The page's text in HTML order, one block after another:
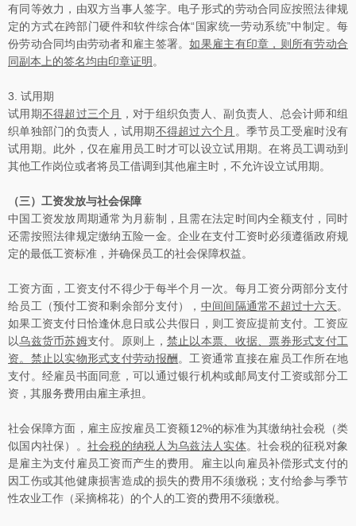
有同等效力，由双方当事人签字。电子形式的劳动合同应按照法律规
定的方式在跨部门硬件和软件综合体“国家统一劳动系统”中制定。每
份劳动合同均由劳动者和雇主签署。如果雇主有印章，则所有劳动合
同副本上的签名均由印章证明 。
3. 试用期
试用期不得超过三个月
，对于组织负责人、副负责人、总会计师和组
织单独部门的负责人，试用期不得超过六个月 。季节员工受雇时没有
试用期。此外，仅在雇用员工时才可以设立试用期。在将员工调动到
其他工作岗位或者将员工借调到其他雇主时，不允许设立试用期。
（三）工资发放与社会保障
中国工资发放周期通常为月薪制，且需在法定时间内全额支付，同时
还需按照法律规定缴纳五险一金。企业在支付工资时必须遵循政府规
定的最低工资标准，并确保员工的社会保障权益。
工资方面，工资支付不得少于每半个月一次。每月工资分两部分支付
给员工（预付工资和剩余部分支付）， 中间间隔通常不超过十六天。
如果工资支付日恰逢休息日或公共假日，则工资应提前支付。工资应
以乌兹货币苏姆支付。原则上， 禁止以本票、收据、票券形式支付工
资。禁止以实物形式支付劳动报酬 。工资通常直接在雇员工作所在地
支付。经雇员书面同意，可以通过银行机构或邮局支付工资或部分工
资，其服务费用由雇主承担。
社会保障方面，雇主应按雇员工资额12%的标准为其缴纳社会税（类
似国内社保）。 社会税的纳税人为乌兹法人实体。社会税的征税对象
是雇主为支付雇员工资而产生的费用。雇主以向雇员补偿形式支付的
因工伤或其他健康损害造成的损失的费用不须缴税；支付给参与季节
性农业工作（采摘棉花）的个人的工资的费用不须缴税。